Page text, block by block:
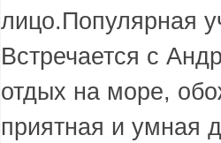
лицо.Популярная
Встречается с
отдых на море,
приятная и умная